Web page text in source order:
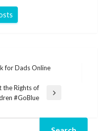
for Dads Online
the Rights of
#GoBlue